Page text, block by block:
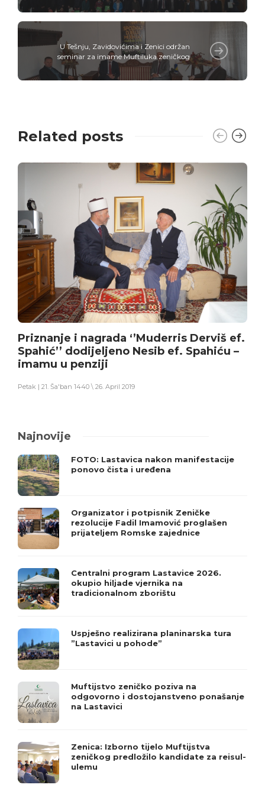
U Tešnju, Zavidovićima i Zenici održan
seminar za imame Muftiluka zeničkog
Related posts
Priznanje i nagrada ‘’Muderris Derviš ef.
Spahić’’ dodijeljeno Nesib ef. Spahiću –
imamu u penziji
Petak | 21. Ša'ban 1440 \ 26. April 2019
Najnovije
FOTO: Lastavica nakon manifestacije
ponovo čista i uređena
Organizator i potpisnik Zeničke
rezolucije Fadil Imamović proglašen
prijateljem Romske zajednice
Centralni program Lastavice 2026.
okupio hiljade vjernika na
tradicionalnom zborištu
Uspješno realizirana planinarska tura
”Lastavici u pohode”
Muftijstvo zeničko poziva na
odgovorno i dostojanstveno ponašanje
na Lastavici
Zenica: Izborno tijelo Muftijstva
zeničkog predložilo kandidate za reisul-
ulemu